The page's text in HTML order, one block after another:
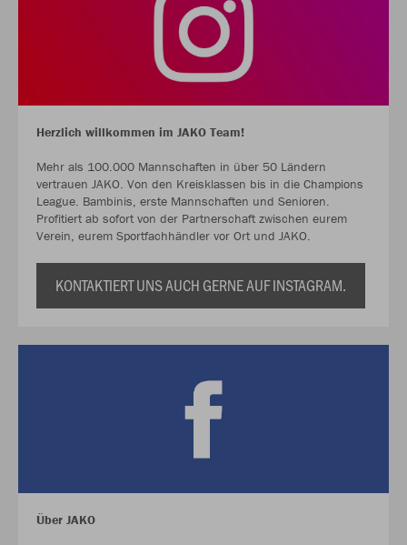
Herzlich willkommen im JAKO Team!
Mehr als 100.000 Mannschaften in über 50 Ländern
vertrauen JAKO. Von den Kreisklassen bis in die Champions
League. Bambinis, erste Mannschaften und Senioren.
Profitiert ab sofort von der Partnerschaft zwischen eurem
Verein, eurem Sportfachhändler vor Ort und JAKO.
KONTAKTIERT UNS AUCH GERNE AUF INSTAGRAM.
Über JAKO